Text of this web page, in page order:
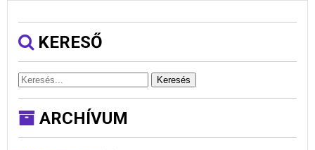
KERESŐ
Keresés
ARCHÍVUM